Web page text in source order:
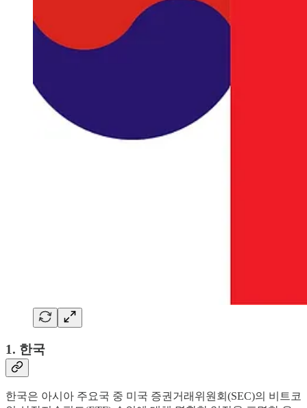
1. 한국
한국은 아시아 주요국 중 미국 증권거래위원회(SEC)의 비트코